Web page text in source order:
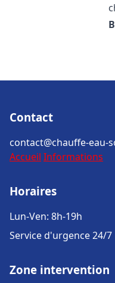
Contact
contact@chauffe-eau-
Accueil Informations
Horaires
Lun-Ven: 8h-19h
Service d'urgence 24/7
Zone intervention